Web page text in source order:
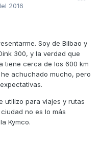
2016
Soy de Bilbao y
300, y la verdad que
tiene cerca de los 600 km
achuchado mucho, pero
utilizo para viajes y rutas
no es lo más
Kymco.